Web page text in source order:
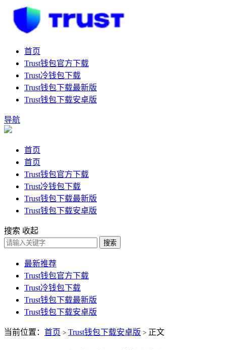
首页
Trust钱包官方下载
Trust冷钱包下载
Trust钱包下载最新版
Trust钱包下载安卓版
导航
首页
首页
Trust钱包官方下载
Trust冷钱包下载
Trust钱包下载最新版
Trust钱包下载安卓版
搜索 收起
搜索
最新推荐
Trust钱包官方下载
Trust冷钱包下载
Trust钱包下载最新版
Trust钱包下载安卓版
当前位置： 首页 > Trust钱包下载安卓版 > 正文